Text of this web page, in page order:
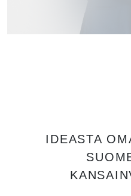
IDEASTA